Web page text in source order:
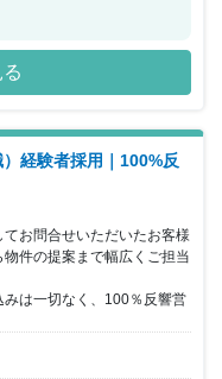
組んでいくこととなり
タルサイトに集客、Web
やりたいこと”のソリュ
を狙うことでさらなる成
、開発・設計及び管理を
を業務をご担当いただけ
全体で新規事業に取り
経験することができるの
の体制強化に向けた募集
だける方を求めておりま
経験者採用｜100%反
お問合せいただいたお客様
件の提案まで幅広くご担当
みは一切なく、100％反響営